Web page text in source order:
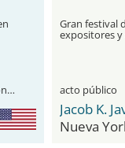
únicamente para visitantes profesionales
Gran festival
expositores y
acto público
Nueva